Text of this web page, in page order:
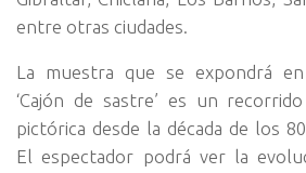
entre otras ciudades.
La muestra que se expondrá
‘Cajón de sastre’ es un
pictórica desde la década de los
El espectador podrá ver la